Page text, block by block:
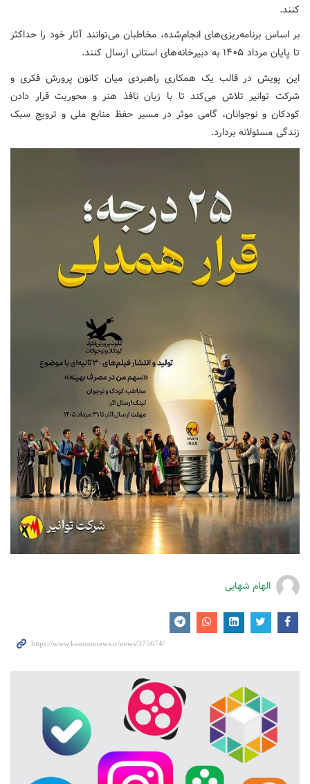
کنند.
بر اساس برنامه‌ریزی‌های انجام‌شده، مخاطبان می‌توانند آثار خود را حداکثر
تا پایان مرداد ۱۴۰۵ به دبیرخانه‌های استانی ارسال کنند.
این پویش در قالب یک همکاری راهبردی میان کانون پرورش فکری و
شرکت توانیر تلاش می‌کند تا با زبان نافذ هنر و محوریت قرار دادن
کودکان و نوجوانان،‌ گامی موثر در مسیر حفظ منابع ملی و ترویج سبک
زندگی مسئولانه بردارد.
الهام شهابی